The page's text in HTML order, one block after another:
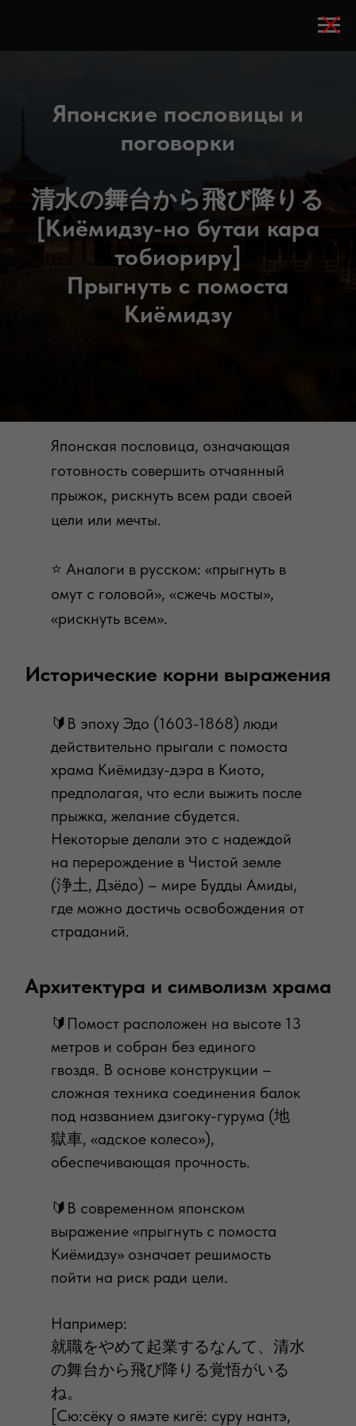
Японские пословицы и
поговорки
清水の舞台から飛び降りる
[Киёмидзу-но бутаи кара
тобиориру]
Прыгнуть с помоста
Киёмидзу
Японская пословица, означающая
готовность совершить отчаянный
прыжок, рискнуть всем ради своей
цели или мечты.
⭐️ Аналоги в русском: «прыгнуть в
омут с головой», «сжечь мосты»,
«рискнуть всем».
Исторические корни выражения
🔰В эпоху Эдо (1603-1868) люди
действительно прыгали с помоста
храма Киёмидзу-дэра в Киото,
предполагая, что если выжить после
прыжка, желание сбудется.
Некоторые делали это с надеждой
на перерождение в Чистой земле
(浄土, Дзёдо) – мире Будды Амиды,
где можно достичь освобождения от
страданий.
Архитектура и символизм храма
🔰Помост расположен на высоте 13
метров и собран без единого
гвоздя. В основе конструкции –
сложная техника соединения балок
под названием дзигоку-гурума (地
獄車, «адское колесо»),
обеспечивающая прочность.
🔰В современном японском
выражение «прыгнуть с помоста
Киёмидзу» означает решимость
пойти на риск ради цели.
Например:
就職をやめて起業するなんて、清水
の舞台から飛び降りる覚悟がいる
ね。
[Сю:сёку о ямэте кигё: суру нантэ,